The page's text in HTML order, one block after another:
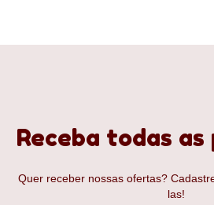
Receba todas as
Quer receber nossas ofertas?
las!